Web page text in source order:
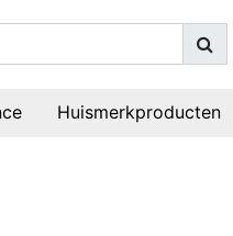
Huismerkproducten